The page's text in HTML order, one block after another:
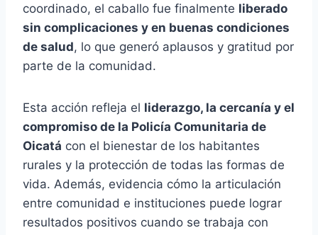
coordinado, el caballo fue finalmente liberado
sin complicaciones y en buenas condiciones
de salud, lo que generó aplausos y gratitud por
parte de la comunidad.
Esta acción refleja el liderazgo, la cercanía y el
compromiso de la Policía Comunitaria de
Oicatá con el bienestar de los habitantes
rurales y la protección de todas las formas de
vida. Además, evidencia cómo la articulación
entre comunidad e instituciones puede lograr
resultados positivos cuando se trabaja con